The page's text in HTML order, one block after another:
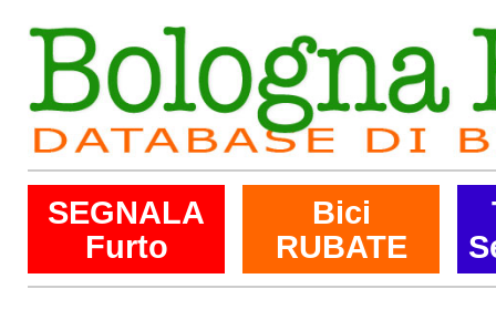
SEGNALA
Furto
Bici
RUBATE